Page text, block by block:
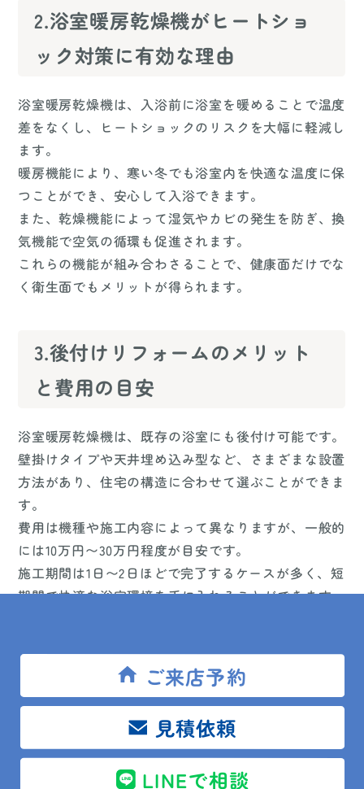
ご来店予約
見積依頼
LINEで相談
2.浴室暖房乾燥機がヒートショ
ック対策に有効な理由
浴室暖房乾燥機は、入浴前に浴室を暖めることで温度
差をなくし、ヒートショックのリスクを大幅に軽減し
ます。
暖房機能により、寒い冬でも浴室内を快適な温度に保
つことができ、安心して入浴できます。
また、乾燥機能によって湿気やカビの発生を防ぎ、換
気機能で空気の循環も促進されます。
これらの機能が組み合わさることで、健康面だけでな
く衛生面でもメリットが得られます。
3.後付けリフォームのメリット
と費用の目安
浴室暖房乾燥機は、既存の浴室にも後付け可能です。
壁掛けタイプや天井埋め込み型など、さまざまな設置
方法があり、住宅の構造に合わせて選ぶことができま
す。
費用は機種や施工内容によって異なりますが、一般的
には10万円〜30万円程度が目安です。
施工期間は1日〜2日ほどで完了するケースが多く、短
期間で快適な浴室環境を手に入れることができます。
4.浴室暖房乾燥機の選び方とお
すすめ機能
選ぶ際には、暖房・乾燥・換気の3機能が備わってい
るかを確認しましょう。